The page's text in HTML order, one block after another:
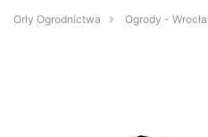
Orły Ogrodnictwa Ogrody -